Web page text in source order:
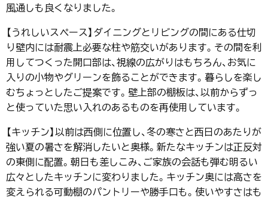
風通しも良くなりました。
【うれしいスペース】ダイニングとリビングの間にある仕切
り壁内には耐震上必要な柱や筋交いがあります。その間を利
用してつくった開口部は、視線の広がりはもちろん、お気に
入りの小物やグリーンを飾ることができます。暮らしを楽し
むちょっとしたご提案です。壁上部の棚板は、以前からずっ
と使っていた思い入れのあるものを再使用しています。
【キッチン】以前は西側に位置し、冬の寒さと西日のあたりが
強い夏の暑さを解消したいと奥様。新たなキッチンは正反対
の東側に配置。朝日も差しこみ、ご家族の会話も弾む明るい
広々としたキッチンに変わりました。キッチン奥には高さを
変えられる可動棚のパントリーや勝手口も。使いやすさはも